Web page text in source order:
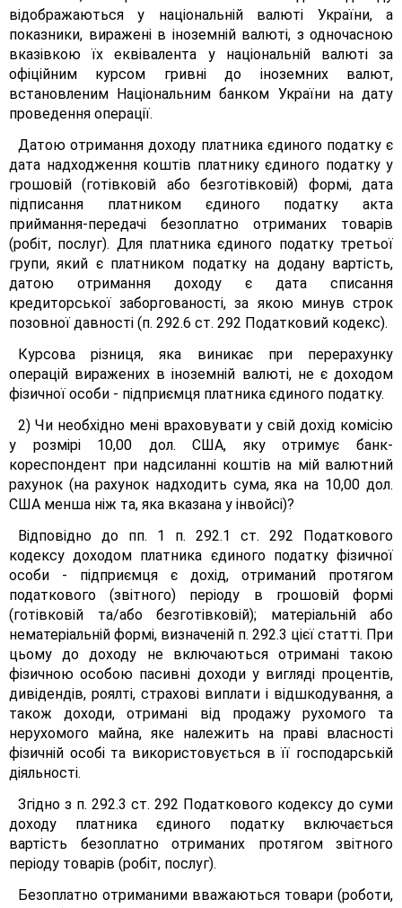
відображаються у національній валюті України, а
показники, виражені в іноземній валюті, з одночасною
вказівкою їх еквівалента у національній валюті за
офіційним курсом гривні до іноземних валют,
встановленим Національним банком України на дату
проведення операції.
Датою отримання доходу платника єдиного податку є
дата надходження коштів платнику єдиного податку у
грошовій (готівковій або безготівковій) формі, дата
підписання платником єдиного податку акта
приймання-передачі безоплатно отриманих товарів
(робіт, послуг). Для платника єдиного податку третьої
групи, який є платником податку на додану вартість,
датою отримання доходу є дата списання
кредиторської заборгованості, за якою минув строк
позовної давності (п. 292.6 ст. 292 Податковий кодекс).
Курсова різниця, яка виникає при перерахунку
операцій виражених в іноземній валюті, не є доходом
фізичної особи - підприємця платника єдиного податку.
2) Чи необхідно мені враховувати у свій дохід комісію
у розмірі 10,00 дол. США, яку отримує банк-
кореспондент при надсиланні коштів на мій валютний
рахунок (на рахунок надходить сума, яка на 10,00 дол.
США менша ніж та, яка вказана у інвойсі)?
Відповідно до пп. 1 п. 292.1 ст. 292 Податкового
кодексу доходом платника єдиного податку фізичної
особи - підприємця є дохід, отриманий протягом
податкового (звітного) періоду в грошовій формі
(готівковій та/або безготівковій); матеріальній або
нематеріальній формі, визначеній п. 292.3 цієї статті. При
цьому до доходу не включаються отримані такою
фізичною особою пасивні доходи у вигляді процентів,
дивідендів, роялті, страхові виплати і відшкодування, а
також доходи, отримані від продажу рухомого та
нерухомого майна, яке належить на праві власності
фізичній особі та використовується в її господарській
діяльності.
Згідно з п. 292.3 ст. 292 Податкового кодексу до суми
доходу платника єдиного податку включається
вартість безоплатно отриманих протягом звітного
періоду товарів (робіт, послуг).
Безоплатно отриманими вважаються товари (роботи,